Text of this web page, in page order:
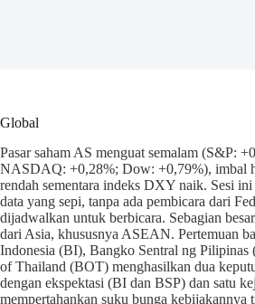
Global
Pasar saham AS menguat semalam (S&P:
NASDAQ: +0,28%; Dow: +0,79%), imbal
rendah sementara indeks DXY naik. Sesi ini
data yang sepi, tanpa ada pembicara dari
dijadwalkan untuk berbicara. Sebagian
dari Asia, khususnya ASEAN. Pertemuan
Indonesia (BI), Bangko Sentral ng Pilipinas
of Thailand (BOT) menghasilkan dua
dengan ekspektasi (BI dan BSP) dan satu
mempertahankan suku bunga kebijakannya